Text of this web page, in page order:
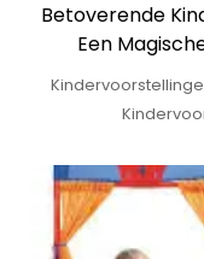
Betoverende
Een